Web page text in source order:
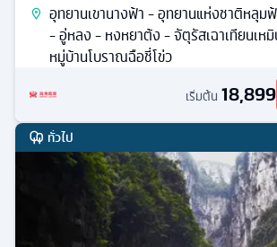
อุทยานเขานางฟ้า - อุทยานแห่งชาติหลุม
- อู่หลง - หงหยาต้ง - จัตุรัสเฉาเทียนเห
หมู่บ้านโบราณฉือชี่โข่ว
เริ่มต้น 18,899
ทั่วไป